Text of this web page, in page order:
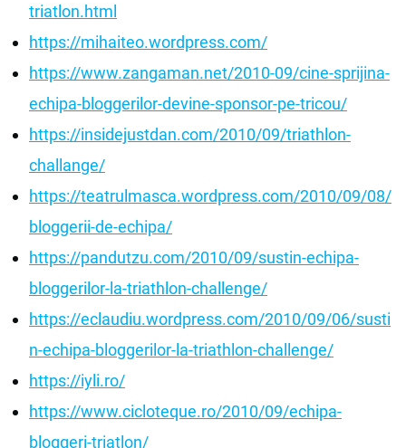
triatlon.html
https://mihaiteo.wordpress.com/
https://www.zangaman.net/2010-09/cine-sprijina-
echipa-bloggerilor-devine-sponsor-pe-tricou/
https://insidejustdan.com/2010/09/triathlon-
challange/
https://teatrulmasca.wordpress.com/2010/09/08/
bloggerii-de-echipa/
https://pandutzu.com/2010/09/sustin-echipa-
bloggerilor-la-triathlon-challenge/
https://eclaudiu.wordpress.com/2010/09/06/susti
n-echipa-bloggerilor-la-triathlon-challenge/
https://iyli.ro/
https://www.cicloteque.ro/2010/09/echipa-
bloggeri-triatlon/